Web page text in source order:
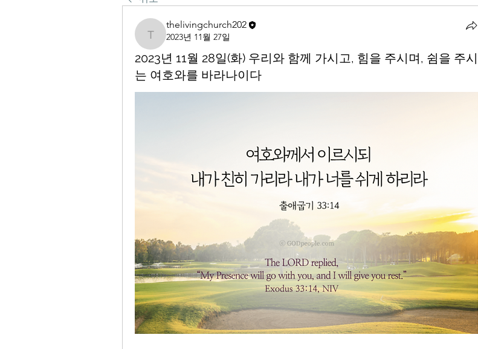
thelivingchurch202
thelivingchurch202
2023년 11월 27일
2023년 11월 28일(화) 우리와 함께 가시고, 힘을 주시며, 쉼을 주시
는 여호와를 바라나이다